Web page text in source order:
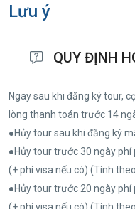
Lưu ý
QUY ĐỊNH
Ngay sau khi đăng ký tour,
lòng thanh toán trước 14
●Hủy tour sau khi đăng ký
●Hủy tour trước 30 ngày
(+ phí visa nếu có) (Tính
●Hủy tour trước 20 ngày